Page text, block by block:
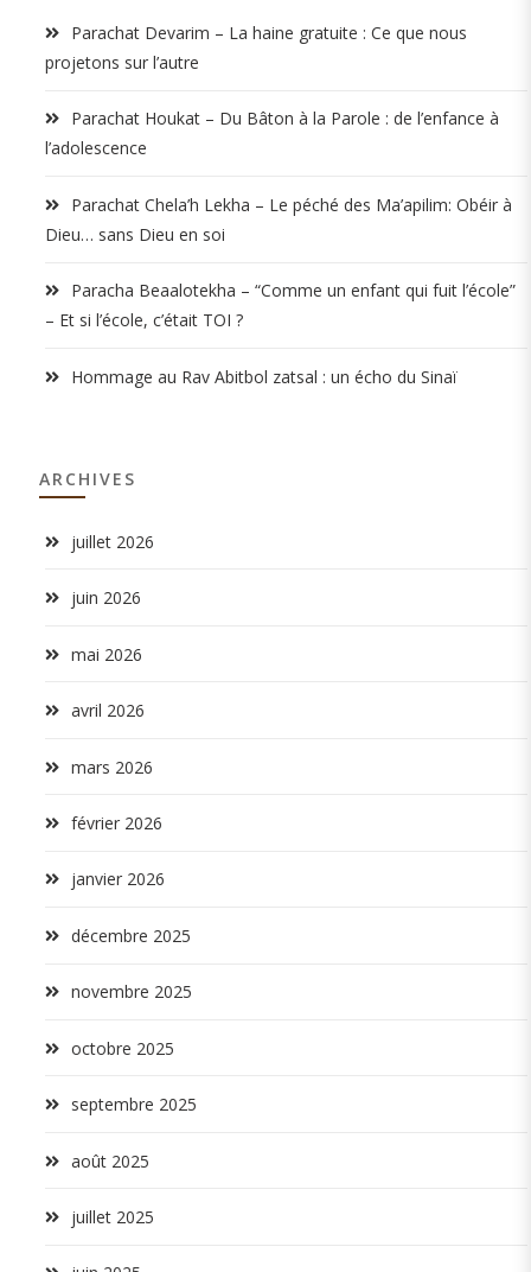
Parachat Devarim – La haine gratuite : Ce que nous
projetons sur l’autre
Parachat Houkat – Du Bâton à la Parole : de l’enfance à
l’adolescence
Parachat Chela’h Lekha – Le péché des Ma’apilim: Obéir à
Dieu… sans Dieu en soi
Paracha Beaalotekha – “Comme un enfant qui fuit l’école”
– Et si l’école, c’était TOI ?
Hommage au Rav Abitbol zatsal : un écho du Sinaï
ARCHIVES
juillet 2026
juin 2026
mai 2026
avril 2026
mars 2026
février 2026
janvier 2026
décembre 2025
novembre 2025
octobre 2025
septembre 2025
août 2025
juillet 2025